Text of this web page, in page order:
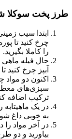
طرز پخت سوکلا
ابتدا سیب
چرخ کنید تا
را کاملا بگیرید.
حال فیله ماهی
آبپز چرخ کنید
اکنون دو
سبزی‌های
ترکیب اضافه
در یک ماهیتابه
به خوبی داغ
در آخر مواد را
بیاورید و دو